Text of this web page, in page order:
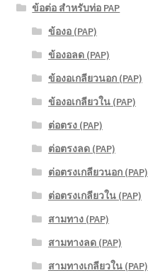
ข้อต่อ สำหรับท่อ PAP
ข้องอ (PAP)
ข้องอลด (PAP)
ข้องอเกลียวนอก (PAP)
ข้องอเกลียวใน (PAP)
ต่อตรง (PAP)
ต่อตรงลด (PAP)
ต่อตรงเกลียวนอก (PAP)
ต่อตรงเกลียวใน (PAP)
สามทาง (PAP)
สามทางลด (PAP)
สามทางเกลียวใน (PAP)